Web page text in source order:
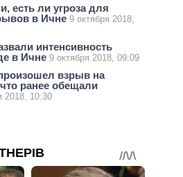
есть ли угроза для
в Ичне 9 октября 2018,
интенсивность
в Ичне 9 октября 2018, 09:09
взрыв на
ранее обещали
2018, 10:30